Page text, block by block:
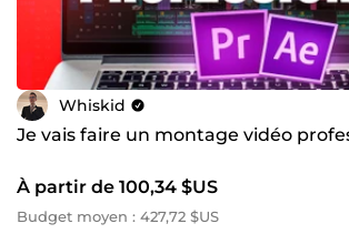
Whiskid
Je vais faire un montage vidéo
À partir de 100,34 $US
Budget moyen : 427,72 $US